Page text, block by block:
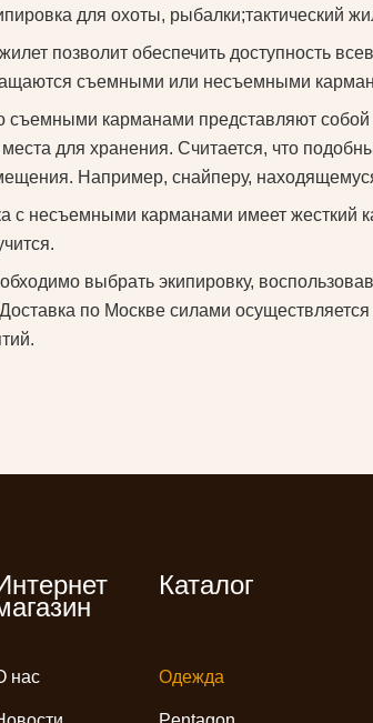
для охоты, рыбалки;тактический
позволит обеспечить доступность
съемными или несъемными
съемными карманами представляют
для хранения. Считается, что
Например, снайперу,
с несъемными карманами имеет жесткий
выбрать экипировку,
по Москве силами
нас
Каталог
Одежда